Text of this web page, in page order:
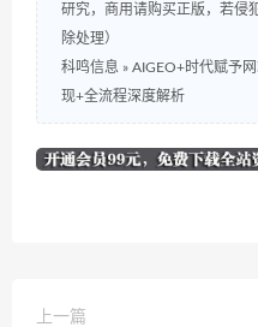
研究，商用请购买正版，若侵
除处理）
科鸣信息 » AIGEO+时代赋予
现+全流程深度解析
上一篇